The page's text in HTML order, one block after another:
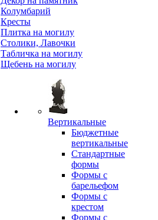
Колумбарий
Кресты
Плитка на могилу
Столики, Лавочки
Табличка на могилу
Щебень на могилу
Вертикальные
Бюджетные
вертикальные
Стандартные
формы
Формы с
барельефом
Формы с
крестом
Формы с